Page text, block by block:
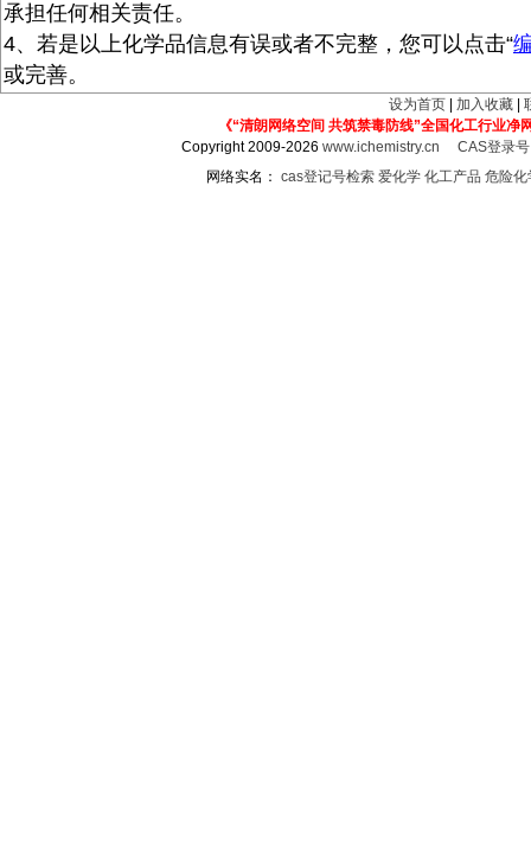
承担任何相关责任。
4、若是以上化学品信息有误或者不完整，您可以点击“
或完善。
设为首页 加入收藏
《“清朗网络空间 共筑禁毒防线”全国化工行业净
Copyright 2009-2026www.ichemistry.cn
CAS登录
网络实名： cas登记号检索 爱化学 化工产品 危险化